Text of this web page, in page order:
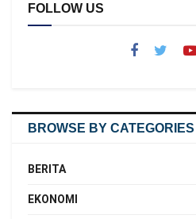
FOLLOW US
BROWSE BY CATEGORIES
BERITA
EKONOMI